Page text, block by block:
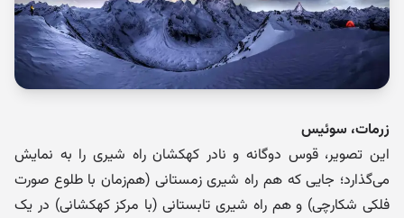
زرمات، سوئیس
این تصویر، قوس دوگانه و نادر کهکشان راه شیری را به نمایش
می‌گذارد؛ جایی که هم راه شیری زمستانی (هم‌زمان با طلوع صورت
فلکی شکارچی) و هم راه شیری تابستانی (با مرکز کهکشانی) در یک